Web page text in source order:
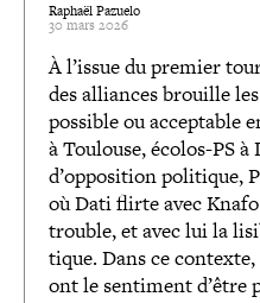
Raphaël Pazuelo
30 mars 2026
À l’issue du premier
des alliances brouille
possible ou accep­table
à Toulouse, écolos-​PS
d’opposition politique,
où Dati flirte avec
trouble, et avec lui la
tique. Dans ce
ont le sentiment d’être